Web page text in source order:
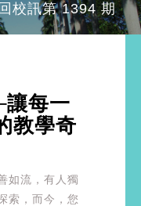
回校訊第 1394 期
讓每一
教學奇
如流，有人獨
索，而今，您